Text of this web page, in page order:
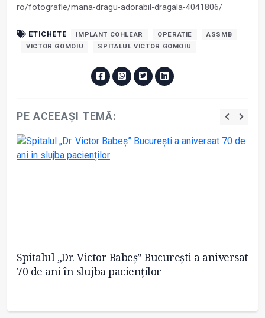
ro/fotografie/mana-dragu-adorabil-dragala-4041806/
ETICHETE IMPLANT COHLEAR OPERATIE
ASSMB
VICTOR GOMOIU
SPITALUL VICTOR GOMOIU
PE ACEEAȘI TEMĂ:
Spitalul „Dr. Victor Babeș” București a aniversat
70 de ani în slujba pacienților